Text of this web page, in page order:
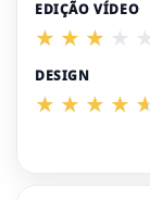
EDIÇÃO VÍDEO
DESIGN